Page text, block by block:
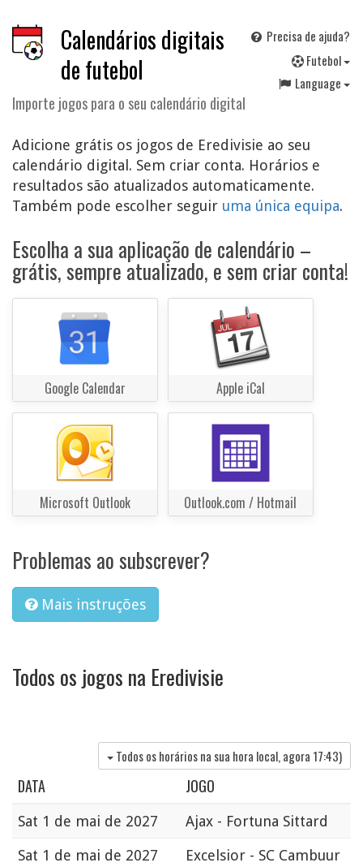
Calendários digitais
de futebol
Importe jogos para o seu calendário digital
Precisa de ajuda?
Futebol
Language
Adicione grátis os jogos de Eredivisie ao seu
calendário digital. Sem criar conta. Horários e
resultados são atualizados automaticamente.
Também pode escolher seguir uma única equipa.
Escolha a sua aplicação de calendário –
grátis, sempre atualizado, e sem criar conta!
Google Calendar Apple iCal
Microsoft Outlook Outlook.com / Hotmail
Problemas ao subscrever?
Mais instruções
Todos os jogos na Eredivisie
Todos os horários na sua hora local, agora 17:43)
DATA JOGO
Sat 1 de mai de 2027
Ajax - Fortuna Sittard
Sat 1 de mai de 2027
Excelsior - SC Cambuur